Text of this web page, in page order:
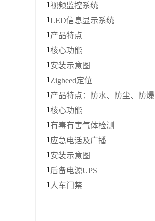
1 视频监控系统
1LED信息显示系统
1 产品特点
1核心功能
1 安装示意图
1 Zigbeed定位
1 产品特点：防水、防尘、防爆
1核心功能
1 有毒有害气体检测
1 应急电话及广播
1 安装示意图
1 后备电源UPS
1 人车门禁